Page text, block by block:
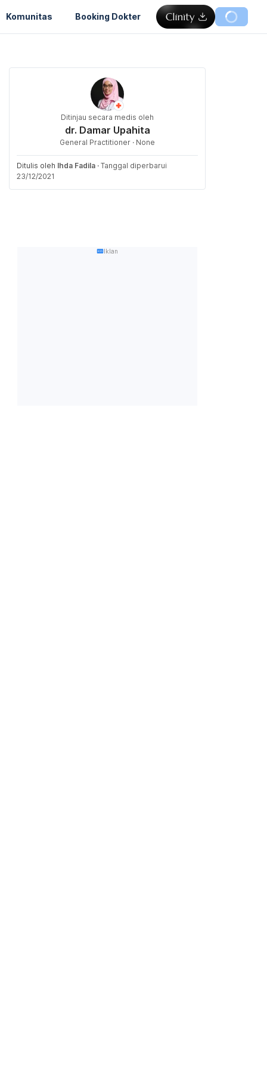
Komunitas Booking Dokter
Ditinjau secara medis oleh
dr. Damar Upahita
General Practitioner · None
Ditulis oleh Ihda Fadila · Tanggal diperbarui
23/12/2021
Iklan